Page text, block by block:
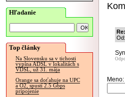
Hľadanie
Top články
Na Slovensku sa v tichosti
vypína ADSL v lokalitách s
VDSL, už 31. mája
Orange sa doťahuje na UPC
a O2, spustí 2.5 Gbps
pripojenie
Meno: